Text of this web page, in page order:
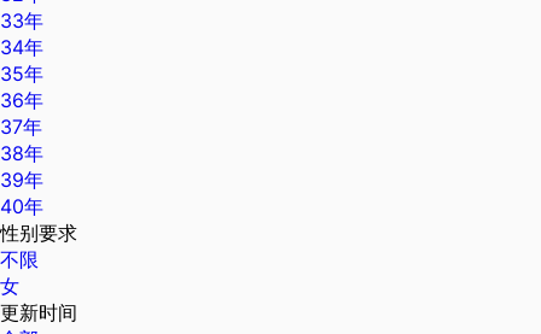
33年
34年
35年
36年
37年
38年
39年
40年
性别要求
不限
女
更新时间